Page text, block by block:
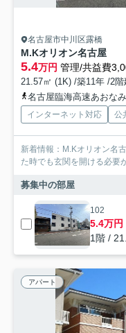
名古屋市中川区露橋
M.Kオリオン名古屋
5.4万円 管理/共益費
21.57㎡ (1K) /築11年 /2階
名古屋臨海高速あおなみ線「ささしまラ
インターネット対応 公
新着情報：M.Kオリオン名
た時でも玄関を開ける必要
募集中の部屋
102
5.4万円
1階 /
アパート